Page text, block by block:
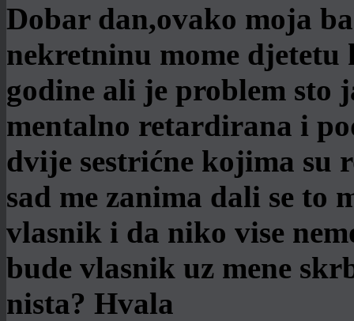
Dobar dan,ovako moja
nekretninu mome
godine ali je problem sto
mentalno retardirana i
dvije sestrićne kojima su
sad me zanima dali se to
vlasnik i da niko vise
bude vlasnik uz mene
nista? Hvala